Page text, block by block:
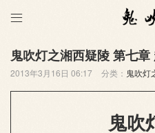

鬼吹灯之湘西疑陵 第七
2013年3月16日 06:17 分类： 鬼吹灯
鬼吹